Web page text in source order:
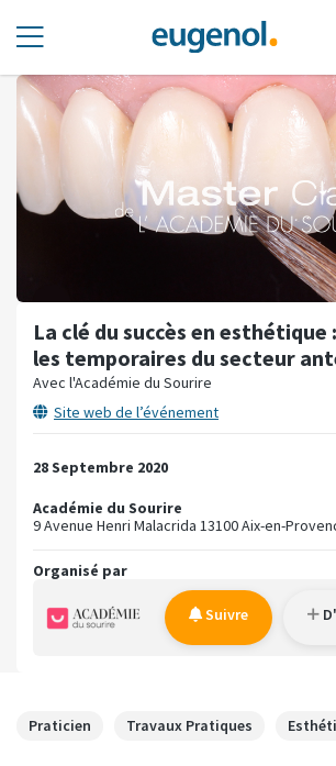
La clé du succès en
les temporaires du secteur
Avec l'Académie du Sourire
Site web de l’événement
28 Septembre 2020
Académie du Sourire
9 Avenue Henri Malacrida 13100 Aix-en-
Organisé par
Suivre
Praticien Travaux Pratiques